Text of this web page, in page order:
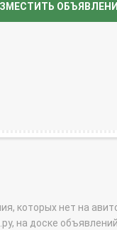
которых нет на
на доске